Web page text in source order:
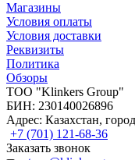
Магазины
Условия оплаты
Условия доставки
Реквизиты
Политика
Обзоры
TOO "Klinkers Group"
БИН: 230140026896
Адрес: Казахстан,
+7 (701) 121-68-36
Заказать звонок